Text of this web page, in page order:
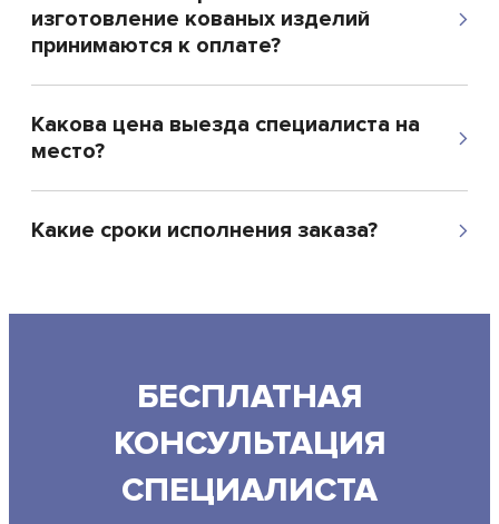
изготовление кованых изделий
принимаются к оплате?
Какова цена выезда специалиста на
место?
Какие сроки исполнения заказа?
БЕСПЛАТНАЯ
КОНСУЛЬТАЦИЯ
СПЕЦИАЛИСТА